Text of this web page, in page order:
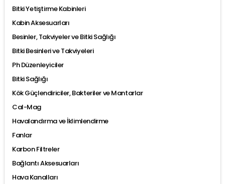
Bitki Yetiştirme Kabinleri
Kabin Aksesuarları
Besinler, Takviyeler ve Bitki Sağlığı
Bitki Besinleri ve Takviyeleri
Ph Düzenleyiciler
Bitki Sağlığı
Kök Güçlendiriciler, Bakteriler ve Mantarlar
Cal-Mag
Havalandırma ve İklimlendirme
Fanlar
Karbon Filtreler
Bağlantı Aksesuarları
Hava Kanalları